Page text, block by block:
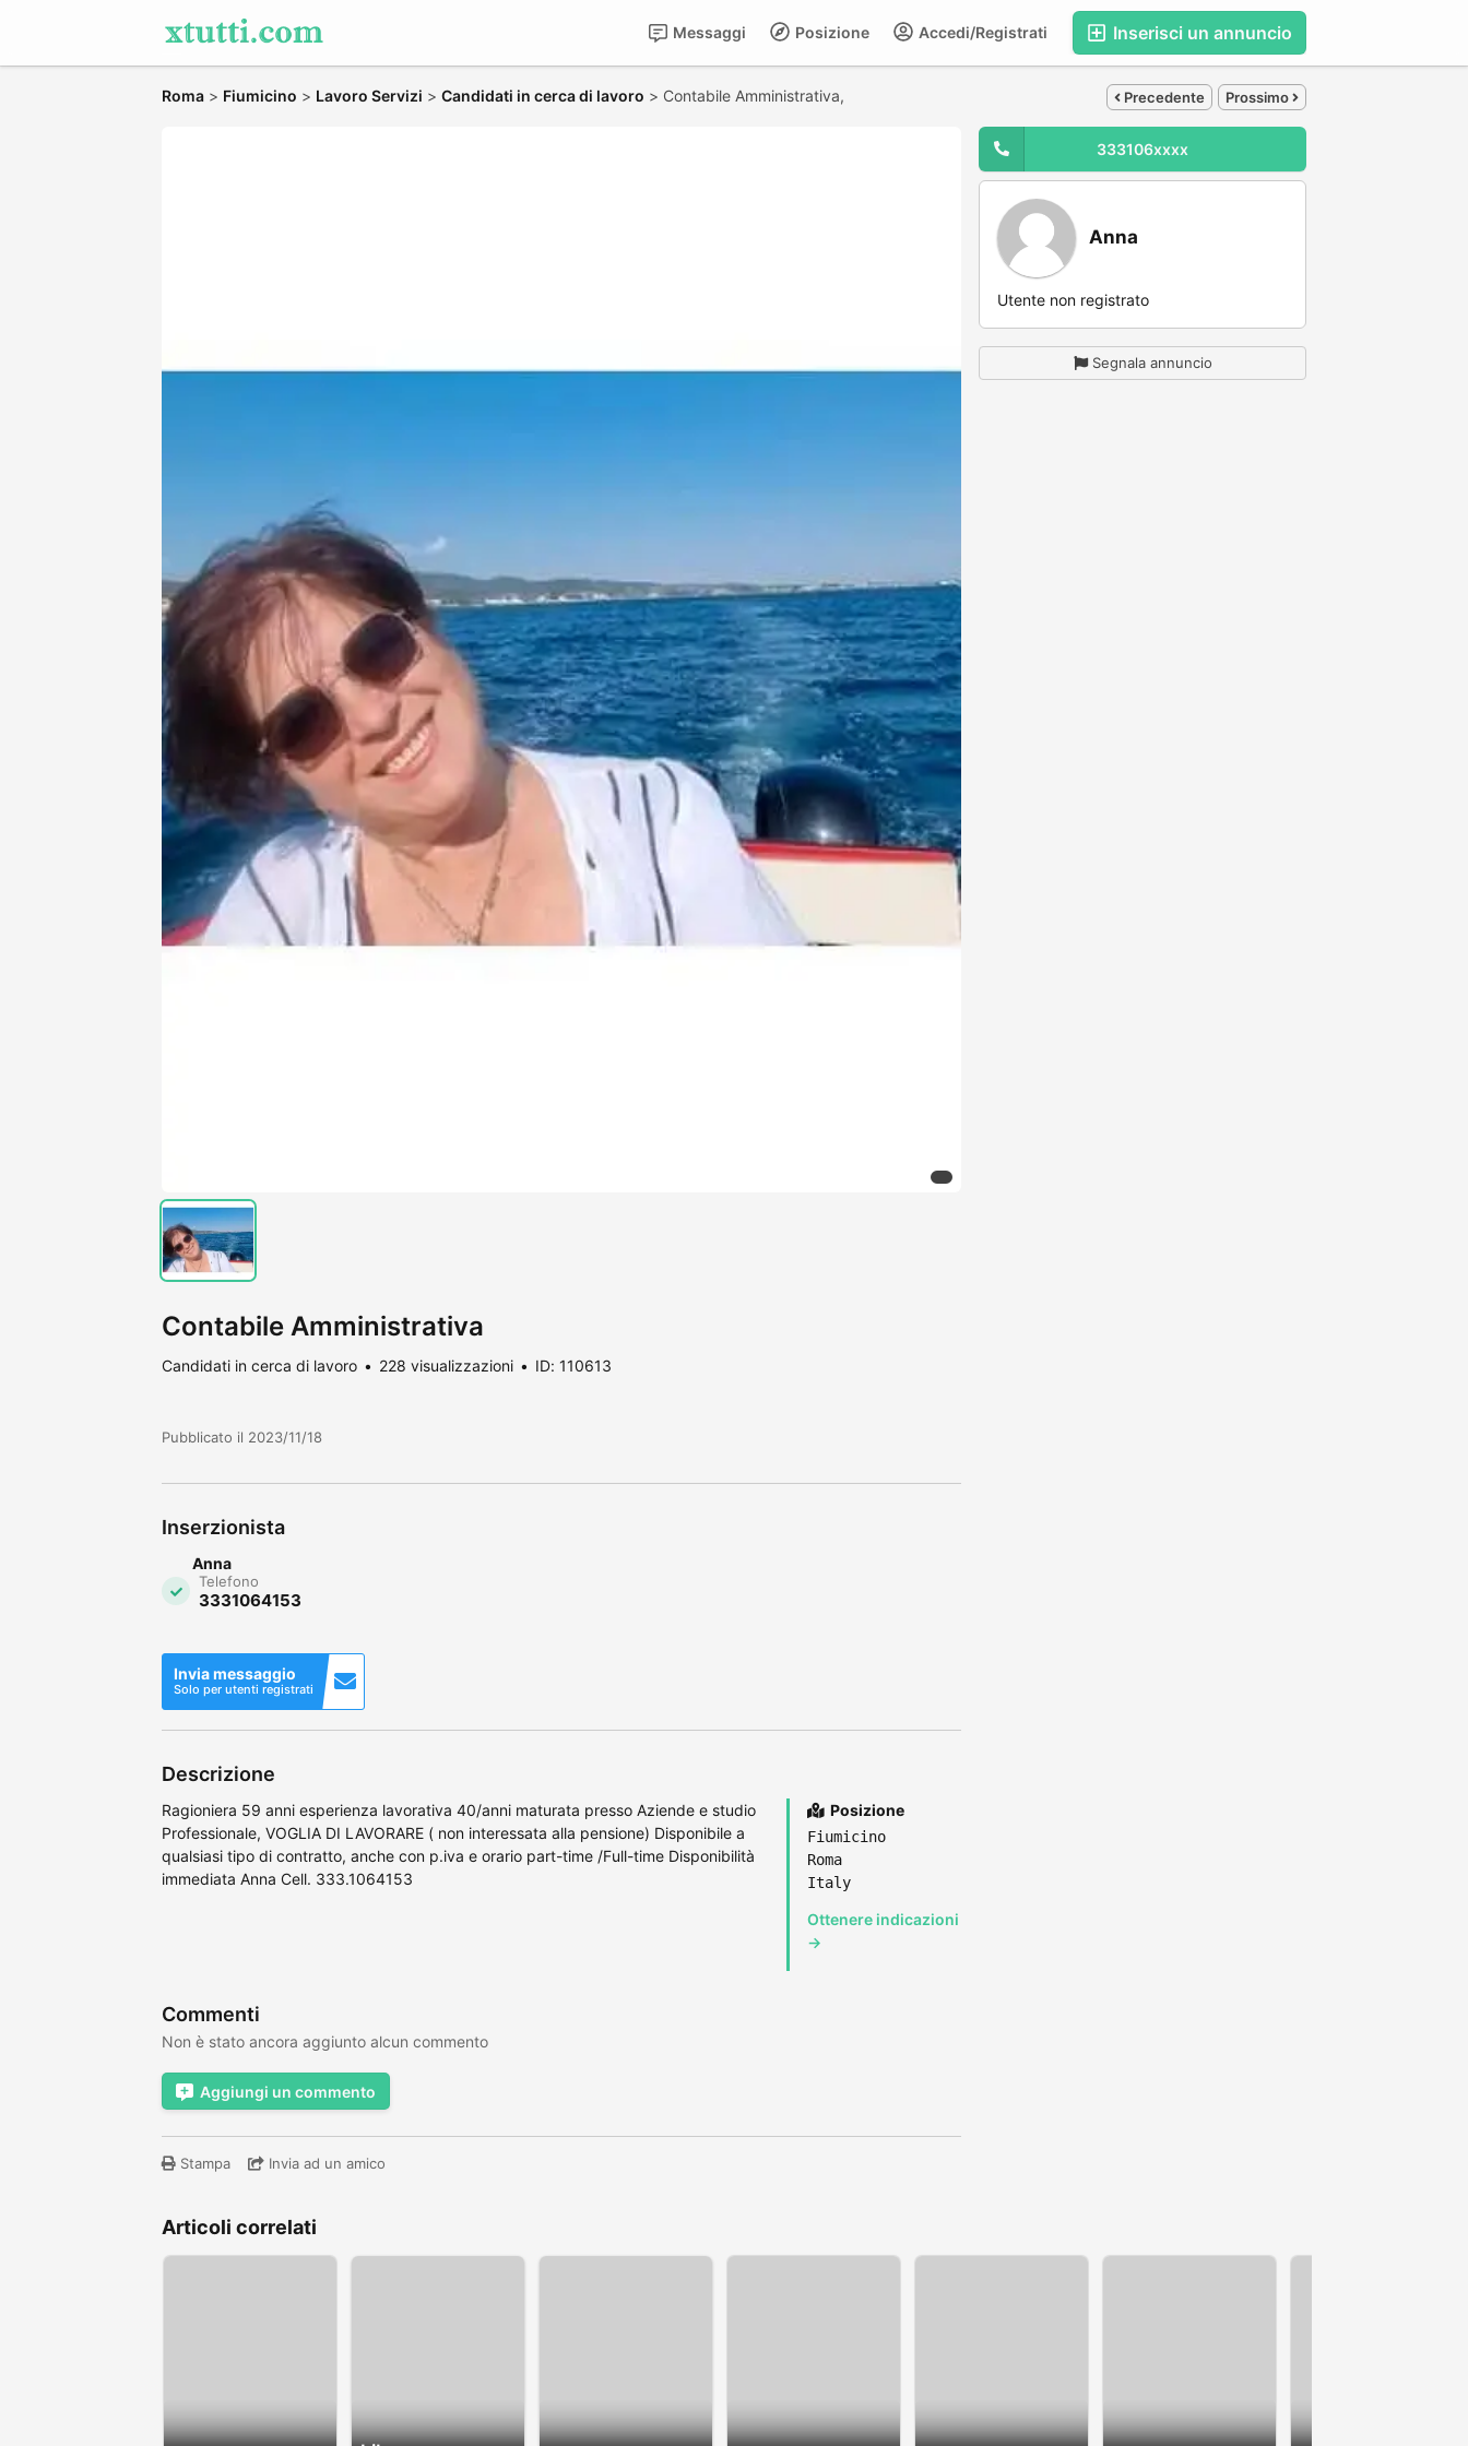
Inserisci un annuncio
Accedi/Registrati
Posizione
Messaggi
Roma > Fiumicino > Lavoro Servizi > Candidati in cerca di lavoro > Contabile Amministrativa, Precedente Prossimo
Contabile Amministrativa
Candidati in cerca di lavoro 228 visualizzazioni ID: 110613
Pubblicato il 2023/11/18
Inserzionista
Anna
Telefono
3331064153
Invia messaggio
Solo per utenti registrati
Descrizione
Ragioniera 59 anni esperienza lavorativa 40/anni maturata presso Aziende e studio
Professionale, VOGLIA DI LAVORARE ( non interessata alla pensione) Disponibile a
qualsiasi tipo di contratto, anche con p.iva e orario part-time /Full-time Disponibilità
immediata Anna Cell. 333.1064153
Posizione
Fiumicino
Roma
Italy
Ottenere indicazioni
→
Commenti
Non è stato ancora aggiunto alcun commento
Aggiungi un commento
Stampa Invia ad un amico
333106xxxx
Anna
Utente non registrato
Segnala annuncio
Articoli correlati